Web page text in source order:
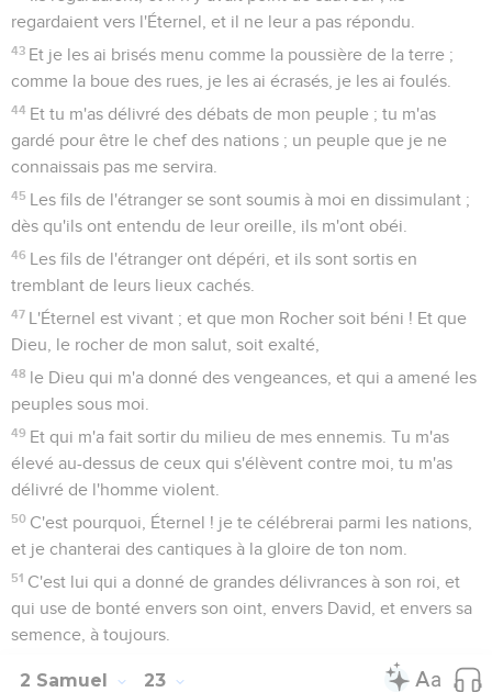
regardaient vers l'Éternel, et il ne leur a pas répondu.
43 Et je les ai brisés menu comme la poussière de la terre ;
comme la boue des rues, je les ai écrasés, je les ai foulés.
44 Et tu m'as délivré des débats de mon peuple ; tu m'as
gardé pour être le chef des nations ; un peuple que je ne
connaissais pas me servira.
45 Les fils de l'étranger se sont soumis à moi en dissimulant ;
dès qu'ils ont entendu de leur oreille, ils m'ont obéi.
46 Les fils de l'étranger ont dépéri, et ils sont sortis en
tremblant de leurs lieux cachés.
47 L'Éternel est vivant ; et que mon Rocher soit béni ! Et que
Dieu, le rocher de mon salut, soit exalté,
48 le Dieu qui m'a donné des vengeances, et qui a amené les
peuples sous moi.
49 Et qui m'a fait sortir du milieu de mes ennemis. Tu m'as
élevé au-dessus de ceux qui s'élèvent contre moi, tu m'as
délivré de l'homme violent.
50 C'est pourquoi, Éternel ! je te célébrerai parmi les nations,
et je chanterai des cantiques à la gloire de ton nom.
51 C'est lui qui a donné de grandes délivrances à son roi, et
qui use de bonté envers son oint, envers David, et envers sa
semence, à toujours.
2 Samuel 23